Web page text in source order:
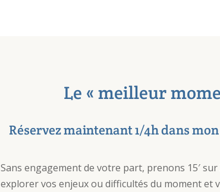
Le « meilleur
Réservez maintenant 1/4h dans
Sans engagement de votre part, prenons 15′
explorer vos enjeux ou difficultés du moment et